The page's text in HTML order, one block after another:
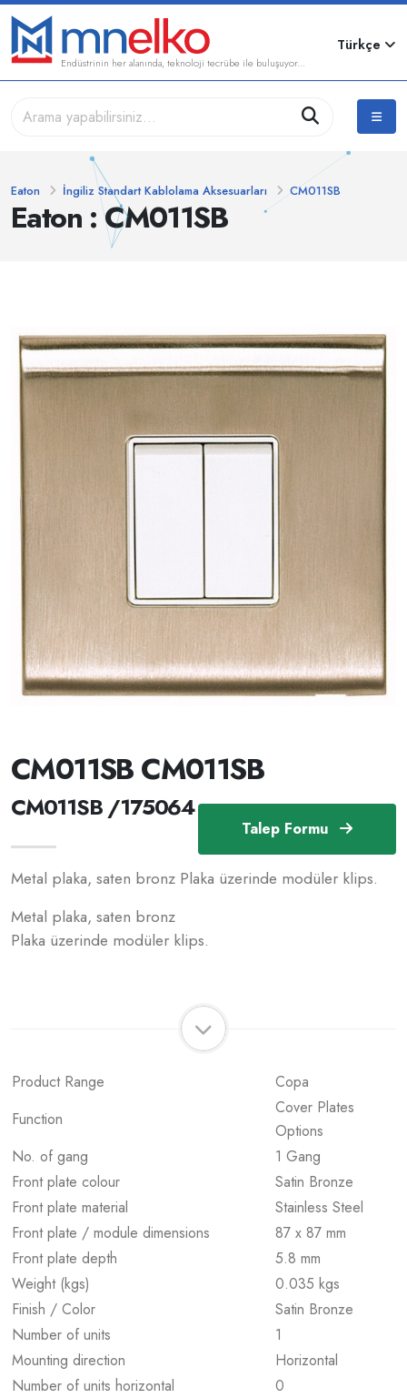
Endüstrinin her alanında, teknoloji tecrübe ile buluşuyor...
Türkçe
Eaton : CM011SB
Eaton İngiliz Standart Kablolama Aksesuarları CM011SB
Talep Formu
CM011SB CM011SB
CM011SB /175064
Metal plaka, saten bronz Plaka üzerinde modüler klips.
Metal plaka, saten bronz
Plaka üzerinde modüler klips.
Product Range
Copa
Function
Cover Plates
Options
No. of gang
1 Gang
Front plate colour
Satin Bronze
Front plate material
Stainless Steel
Front plate / module dimensions
87 x 87 mm
Front plate depth
5.8 mm
Weight (kgs)
0.035 kgs
Finish / Color
Satin Bronze
Number of units
1
Mounting direction
Horizontal
Number of units horizontal
0